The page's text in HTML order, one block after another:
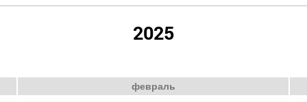
2025
февраль